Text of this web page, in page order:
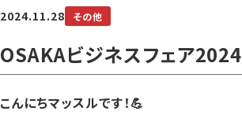
2024.11.28 その他
OSAKAビジネスフェア2024
こんにちマッスルです！💪